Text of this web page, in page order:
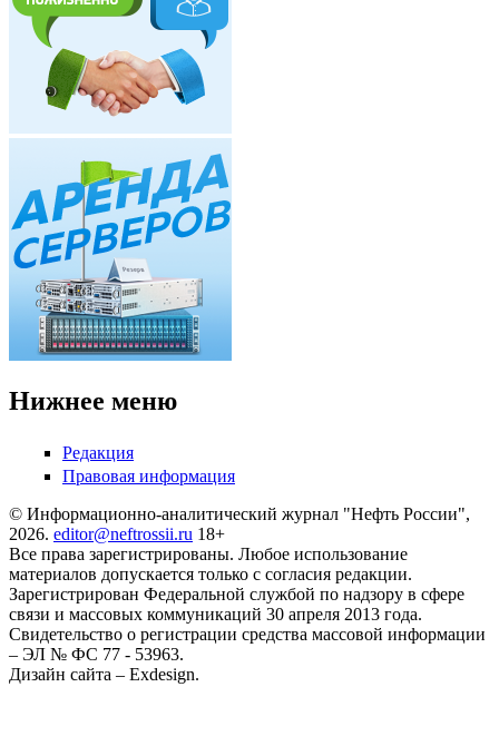
Нижнее меню
Редакция
Правовая информация
© Информационно-аналитический журнал "Нефть России",
2026. editor@neftrossii.ru 18+
Все права зарегистрированы. Любое использование
материалов допускается только с согласия редакции.
Зарегистрирован Федеральной службой по надзору в сфере
связи и массовых коммуникаций 30 апреля 2013 года.
Свидетельство о регистрации средства массовой информации
– ЭЛ № ФС 77 - 53963.
Дизайн сайта – Exdesign.